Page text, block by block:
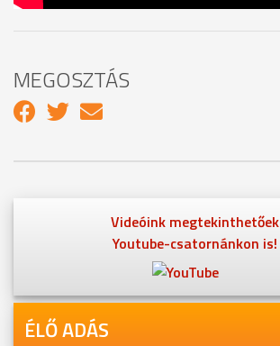
MEGOSZTÁS
Videóink megtekinthetőek
Youtube-csatornánkon is!
ÉLŐ ADÁS